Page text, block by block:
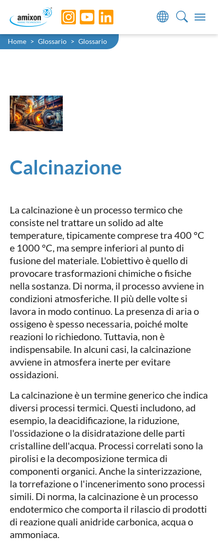
Skip to main navigation
Skip to main content
Skip to page footer
You are here:
Home Glossario Glossario
Calcinazione
La calcinazione è un processo termico che
consiste nel trattare un solido ad alte
temperature, tipicamente comprese tra 400 °C
e 1000 °C, ma sempre inferiori al punto di
fusione del materiale. L'obiettivo è quello di
provocare trasformazioni chimiche o fisiche
nella sostanza. Di norma, il processo avviene in
condizioni atmosferiche. Il più delle volte si
lavora in modo continuo. La presenza di aria o
ossigeno è spesso necessaria, poiché molte
reazioni lo richiedono. Tuttavia, non è
indispensabile. In alcuni casi, la calcinazione
avviene in atmosfera inerte per evitare
ossidazioni.
La calcinazione è un termine generico che indica
diversi processi termici. Questi includono, ad
esempio, la deacidificazione, la riduzione,
l'ossidazione o la disidratazione delle parti
cristalline dell'acqua. Processi correlati sono la
pirolisi e la decomposizione termica di
componenti organici. Anche la sinterizzazione,
la torrefazione o l'incenerimento sono processi
simili. Di norma, la calcinazione è un processo
endotermico che comporta il rilascio di prodotti
di reazione quali anidride carbonica, acqua o
ammoniaca.